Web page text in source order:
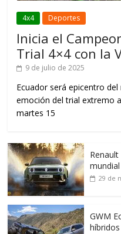
4x4 Deportes
Inicia el
Trial 4×4 con la
9 de julio de 2025
Ecuador será epicentro
emoción del trial extremo
martes 15
29 de
GWM